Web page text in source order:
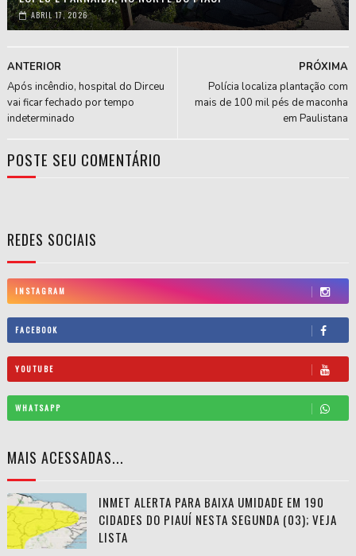
ABRIL 17, 2026
PRÓXIMA
Polícia localiza plantação com
mais de 100 mil pés de maconha
em Paulistana
ANTERIOR
Após incêndio, hospital do Dirceu
vai ficar fechado por tempo
indeterminado
POSTE SEU COMENTÁRIO
REDES SOCIAIS
INSTAGRAM
FACEBOOK
YOUTUBE
WHATSAPP
MAIS ACESSADAS...
INMET ALERTA PARA BAIXA UMIDADE EM 190
CIDADES DO PIAUÍ NESTA SEGUNDA (03); VEJA
LISTA